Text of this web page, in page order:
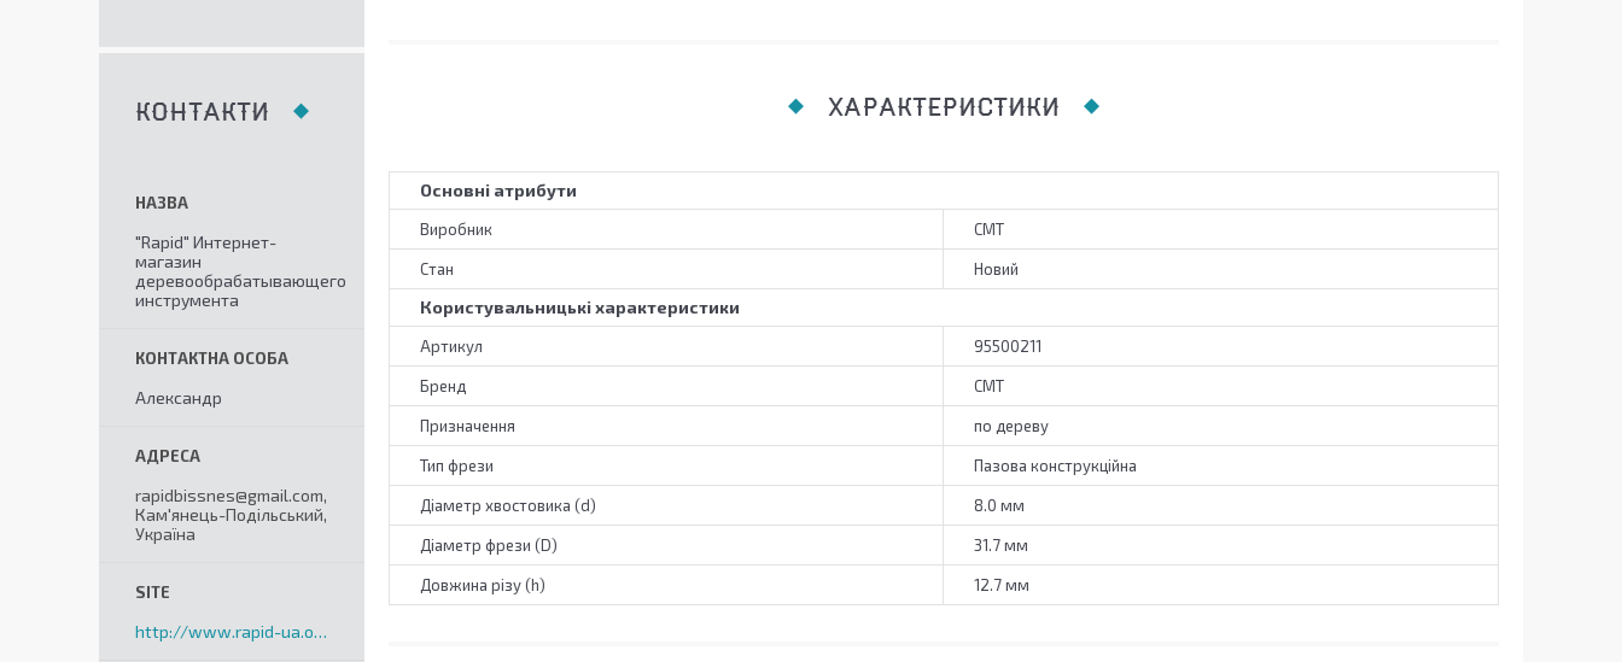
ХАРАКТЕРИСТИКИ
Основні атрибути
Виробник CMT
Стан Новий
Користувальницькі характеристики
Артикул 95500211
Бренд CMT
Призначення по дереву
Тип фрези Пазова конструкційна
Діаметр хвостовика (d) 8.0 мм
Діаметр фрези (D) 31.7 мм
Довжина різу (h) 12.7 мм
КОНТАКТИ
"Rapid" Интернет-
магазин
деревообрабатывающего
инструмента
Александр
rapidbissnes@gmail.com,
Кам'янець-Подільський,
Україна
http://www.rapid-ua.org